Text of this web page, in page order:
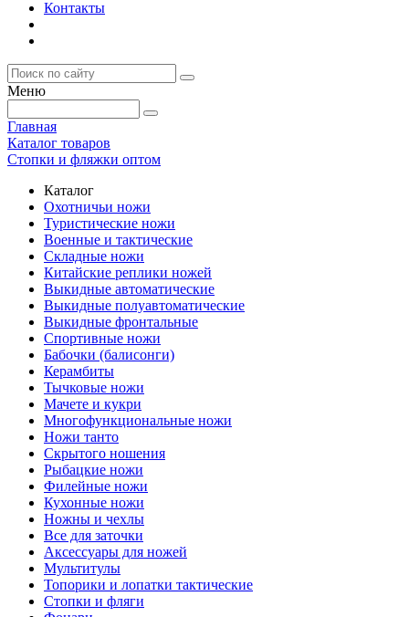
Контакты
Меню
Главная
Каталог товаров
Стопки и фляжки оптом
Каталог
Охотничьи ножи
Туристические ножи
Военные и тактические
Складные ножи
Китайские реплики ножей
Выкидные автоматические
Выкидные полуавтоматические
Выкидные фронтальные
Спортивные ножи
Бабочки (балисонги)
Керамбиты
Тычковые ножи
Мачете и кукри
Многофункциональные ножи
Ножи танто
Скрытого ношения
Рыбацкие ножи
Филейные ножи
Кухонные ножи
Ножны и чехлы
Все для заточки
Аксессуары для ножей
Мультитулы
Топорики и лопатки тактические
Стопки и фляги